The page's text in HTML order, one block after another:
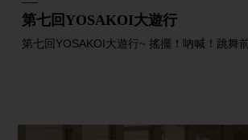
第七回YOSAKOI大遊行
第七回YOSAKOI大遊行~ 搖擺！吶喊！跳舞